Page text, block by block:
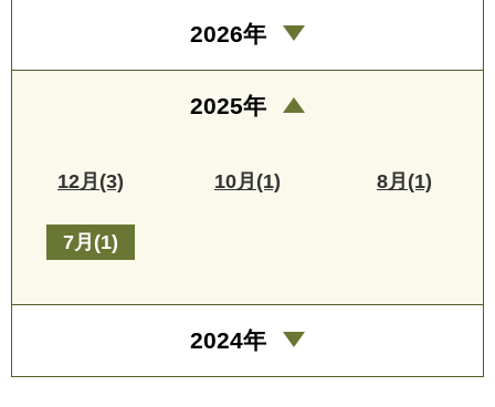
2026年
2025年
12月(3) 10月(1) 8月(1)
7月(1)
2024年